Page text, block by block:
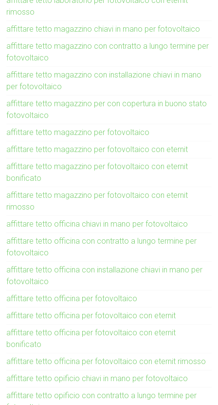
rimosso
affittare tetto magazzino chiavi in mano per fotovoltaico
affittare tetto magazzino con contratto a lungo termine per
fotovoltaico
affittare tetto magazzino con installazione chiavi in mano
per fotovoltaico
affittare tetto magazzino per con copertura in buono stato
fotovoltaico
affittare tetto magazzino per fotovoltaico
affittare tetto magazzino per fotovoltaico con eternit
affittare tetto magazzino per fotovoltaico con eternit
bonificato
affittare tetto magazzino per fotovoltaico con eternit
rimosso
affittare tetto officina chiavi in mano per fotovoltaico
affittare tetto officina con contratto a lungo termine per
fotovoltaico
affittare tetto officina con installazione chiavi in mano per
fotovoltaico
affittare tetto officina per fotovoltaico
affittare tetto officina per fotovoltaico con eternit
affittare tetto officina per fotovoltaico con eternit
bonificato
affittare tetto officina per fotovoltaico con eternit rimosso
affittare tetto opificio chiavi in mano per fotovoltaico
affittare tetto opificio con contratto a lungo termine per